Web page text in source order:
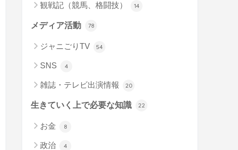
観戦記（競馬、格闘技） 14
メディア活動 78
ジャニごりTV 54
SNS 4
雑誌・テレビ出演情報 20
生きていく上で必要な知識 22
お金 8
政治 4